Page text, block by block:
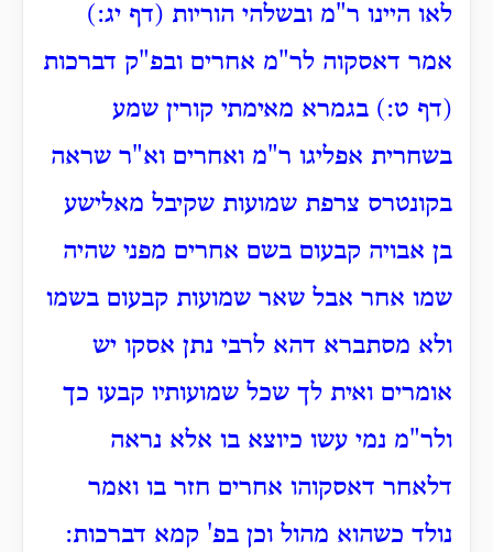
לאו היינו ר"מ ובשלהי הוריות (דף יג:)
אמר דאסקוה לר"מ אחרים ובפ"ק דברכות
(דף ט:) בגמרא מאימתי קורין שמע
בשחרית אפליגו ר"מ ואחרים וא"ר שראה
בקונטרס צרפת שמועות שקיבל מאלישע
בן אבויה קבעום בשם אחרים מפני שהיה
שמו אחר אבל שאר שמועות קבעום בשמו
ולא מסתברא דהא לרבי נתן אסקו יש
אומרים ואית לך שכל שמועותיו קבעו כך
ולר"מ נמי עשו כיוצא בו אלא נראה
דלאחר דאסקוהו אחרים חזר בו ואמר
נולד כשהוא מהול וכן בפ' קמא דברכות: